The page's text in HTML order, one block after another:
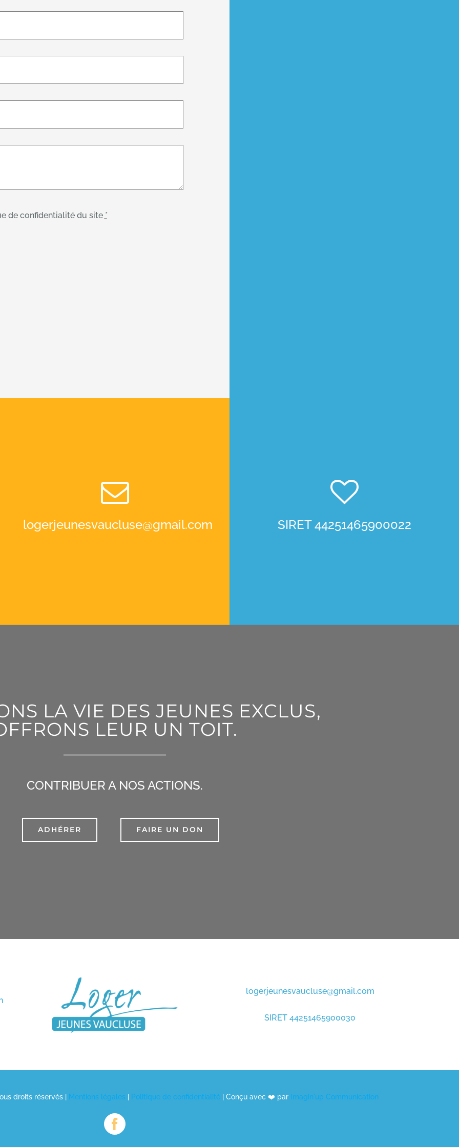
de confidentialité du site *
logerjeunesvaucluse@gmail.com SIRET 44251465900022
LA VIE DES JEUNES EXCLUS,
LEUR UN TOIT.
CONTRIBUER A NOS ACTIONS.
ADHÉRER FAIRE UN DON
logerjeunesvaucluse@gmail.com
SIRET 44251465900030
droits réservés | Mentions légales Politique de confidentialité | Conçu avec ❤️ par Imagin'up Communication